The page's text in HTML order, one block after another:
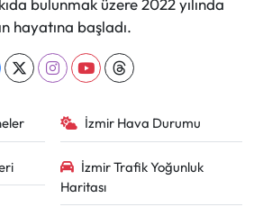
bulunmak üzere 2022 yılında
hayatına başladı.
İzmir Hava Durumu
İzmir Trafik Yoğunluk
Haritası